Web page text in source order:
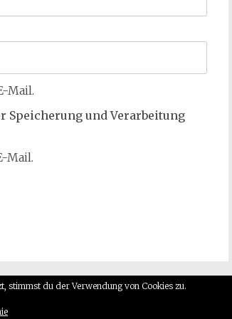
Mail.
Speicherung und Verarbeitung
Mail.
Rechte vorbehalten. Theme:
stimmst du der Verwendung von Cookies zu.